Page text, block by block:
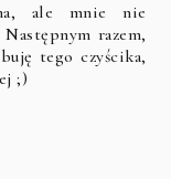
ale mnie nie
razem,
tego czyścika,
;)